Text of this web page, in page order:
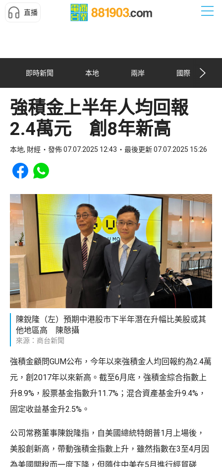
直播
即時新聞 本地 兩岸 國際
強積金上半年人均回報
2.4萬元 創8年新高
本地, 財經 發佈 07.07.2025 12:43 最後更新 07.07.2025 15:26
Share to Facebook
Share to WhatsApp
陳銳隆（左）預期中港股市下半年潛在升幅比美股或其
他地區高 陳慤攝
來源：商台新聞
強積金顧問GUM公布，今年以來強積金人均回報約為2.4萬
元，創2017年以來新高。截至6月底，強積金綜合指數上
升8.9%，股票基金指數升11.7%；混合資產基金升9.4%，
固定收益基金升2.5%。
公司常務董事陳銳隆指，自美國總統特朗普1月上場後，
美股創新高，帶動強積金指數上升，雖然指數在3至4月因
為美國關稅而一度下降，但隨住中美在5月進行經貿磋